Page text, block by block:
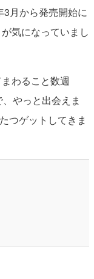
月から発売開始に
が気になっていまし
わること数週
やっと出会えま
つゲットしてきま